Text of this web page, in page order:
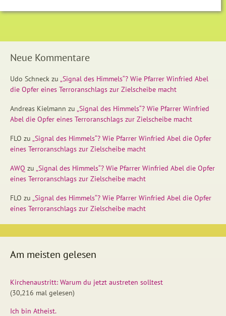
Neue Kommentare
Udo Schneck zu „Signal des Himmels“? Wie Pfarrer Winfried Abel
die Opfer eines Terroranschlags zur Zielscheibe macht
Andreas Kielmann zu „Signal des Himmels“? Wie Pfarrer Winfried
Abel die Opfer eines Terroranschlags zur Zielscheibe macht
FLO zu „Signal des Himmels“? Wie Pfarrer Winfried Abel die Opfer
eines Terroranschlags zur Zielscheibe macht
AWQ zu „Signal des Himmels“? Wie Pfarrer Winfried Abel die Opfer
eines Terroranschlags zur Zielscheibe macht
FLO zu „Signal des Himmels“? Wie Pfarrer Winfried Abel die Opfer
eines Terroranschlags zur Zielscheibe macht
Am meisten gelesen
Kirchenaustritt: Warum du jetzt austreten solltest
(30,216 mal gelesen)
Ich bin Atheist.